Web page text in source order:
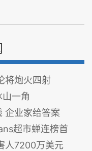
将炮火四射
一角
企业家给答案
超市蝉连榜首
人7200万美元